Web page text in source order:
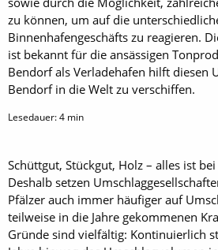
zu können, um auf die
Binnenhafengeschäfts zu reagieren.
ist bekannt für die ansässigen
Bendorf als Verladehafen hilft diesen
Bendorf in die Welt zu verschiffen.
Lesedauer:4 min
Schüttgut, Stückgut, Holz – alles ist
Deshalb setzen
Pfälzer auch immer häufiger auf
teilweise in die Jahre gekommenen
Gründe sind vielfältig: Kontinuierlich